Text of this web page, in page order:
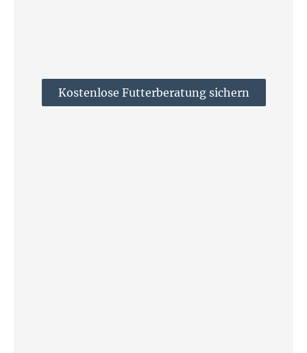
Kostenlose Futterberatung sichern